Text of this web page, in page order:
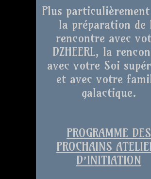
Plus
la préparation de
rencontre avec
DZHEERL, la
avec votre Soi
et avec votre
galactique.
PROGRAMME DES
PROCHAINS
D’INITIATION